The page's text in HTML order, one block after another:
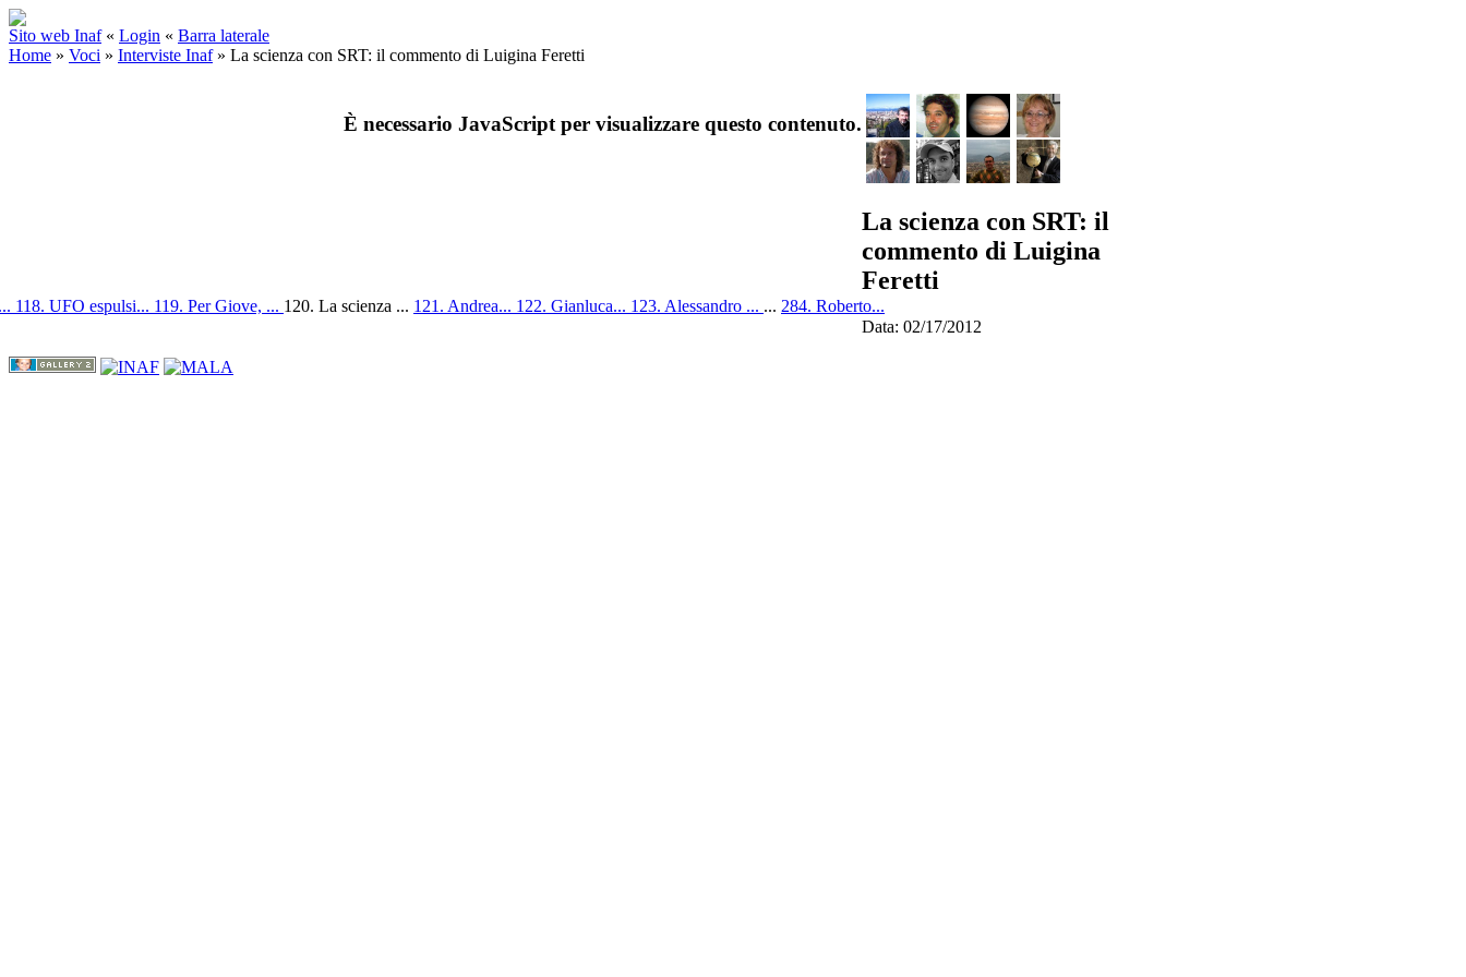
Sito web Inaf « Login « Barra laterale
Home » Voci » Interviste Inaf» La scienza con SRT: il commento di Luigina Feretti
È necessario JavaScript per visualizzare questo contenuto.
La scienza con SRT: il
commento di Luigina
Feretti
Data: 02/17/2012
118. UFO espulsi... 119. Per Giove, ... 120. La scienza ... 121. Andrea... 122. Gianluca... 123. Alessandro ... ... 284. Roberto...